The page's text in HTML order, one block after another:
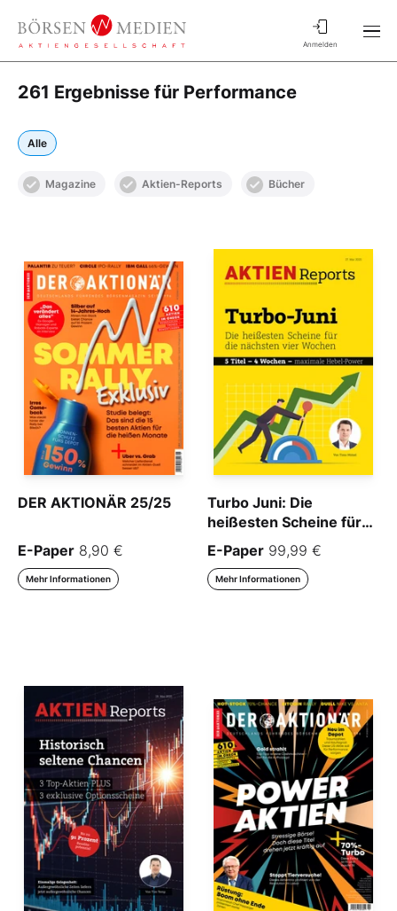
Anmelden
261 Ergebnisse für Performance
Alle
Magazine Aktien-Reports Bücher
DER AKTIONÄR 25/25
E-Paper 8,90 €
Mehr Informationen
Turbo Juni: Die
heißesten Scheine für
die nächsten vier
Wochen
E-Paper 99,99 €
Mehr Informationen